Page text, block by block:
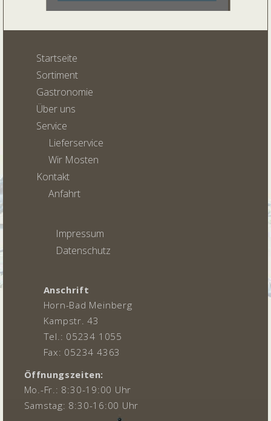
Startseite
Sortiment
Gastronomie
Über uns
Service
Lieferservice
Wir Mosten
Kontakt
Anfahrt
Impressum
Datenschutz
Anschrift
Horn-Bad Meinberg
Kampstr. 43
Tel.: 05234 1055
Fax: 05234 4363
Öffnungszeiten:
Mo.-Fr.: 8:30-19:00 Uhr
Samstag: 8:30-16:00 Uhr